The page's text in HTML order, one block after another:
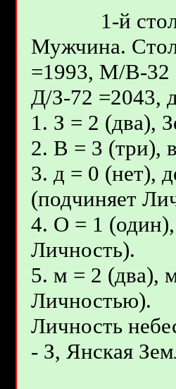
1-й
Мужчина.
=1993, М/В-32
Д/З-72 =2043,
1. З = 2 (два),
2. В = 3 (три),
3. д = 0 (нет),
(подчиняет
4. О = 1
Личность).
5. м = 2 (два),
Личностью).
Личность
- З, Янcкая